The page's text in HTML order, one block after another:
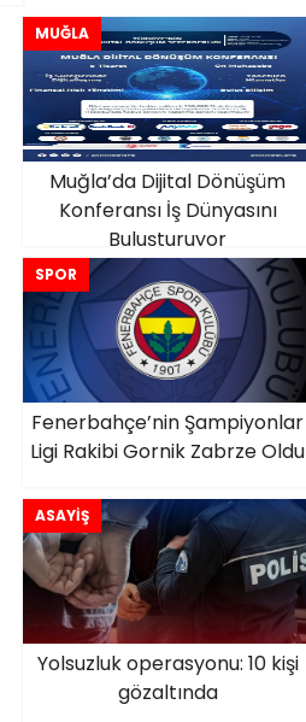
MUĞLA
Muğla’da Dijital Dönüşüm
Konferansı İş Dünyasını
Buluşturuyor
SPOR
Fenerbahçe’nin Şampiyonlar
Ligi Rakibi Gornik Zabrze Oldu
ASAYİŞ
Yolsuzluk operasyonu: 10 kişi
gözaltında